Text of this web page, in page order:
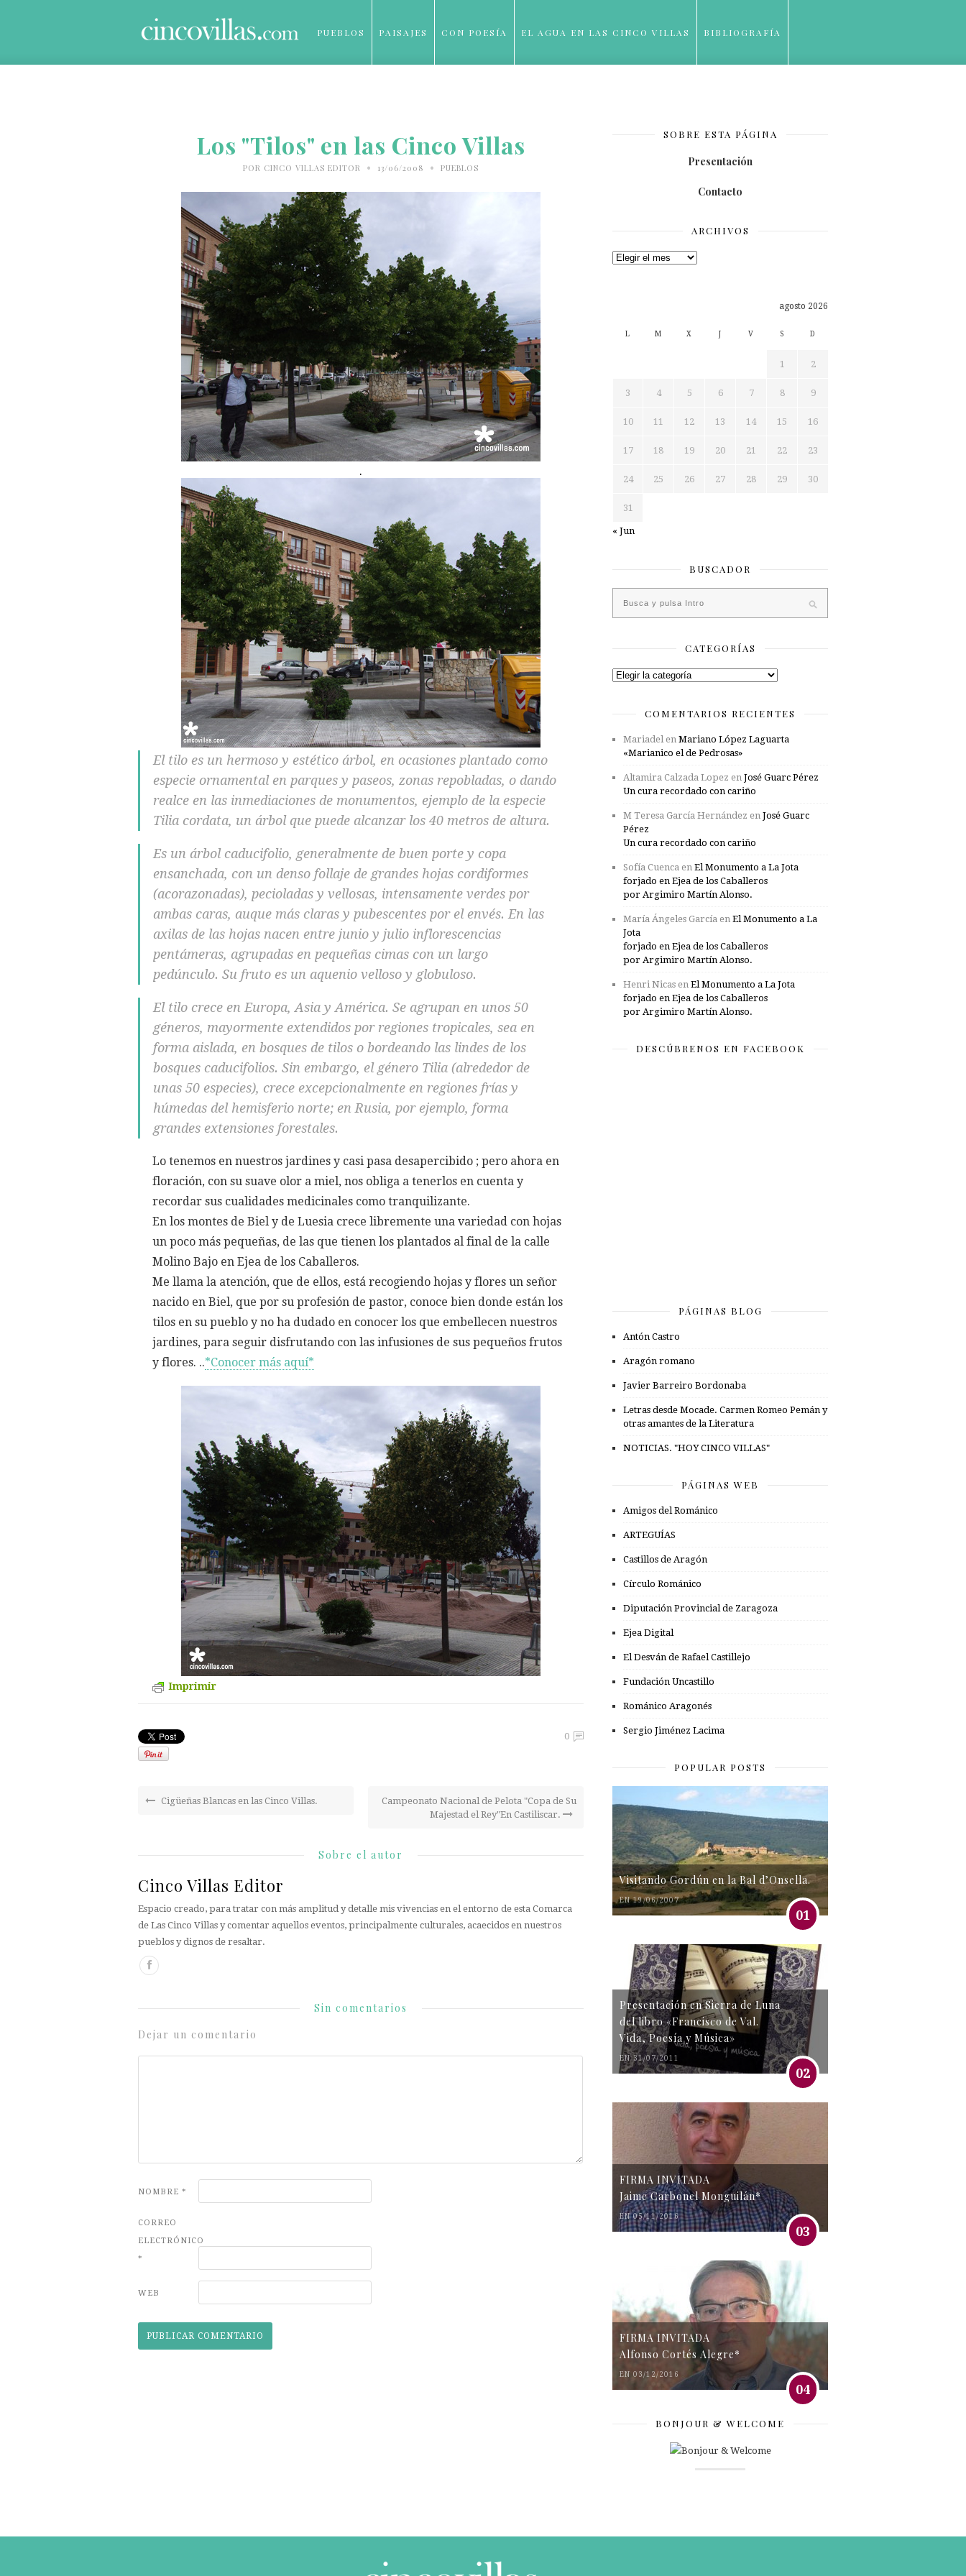
PUEBLOS PAISAJES CON POESÍA EL AGUA EN LAS CINCO VILLAS BIBLIOGRAFÍA
Los "Tilos" en las Cinco Villas
POR CINCO VILLAS EDITOR • 13/06/2008 • PUEBLOS
.
El tilo es un hermoso y estético árbol, en ocasiones plantado como
especie ornamental en parques y paseos, zonas repobladas, o dando
realce en las inmediaciones de monumentos, ejemplo de la especie
Tilia cordata, un árbol que puede alcanzar los 40 metros de altura.
Es un árbol caducifolio, generalmente de buen porte y copa
ensanchada, con un denso follaje de grandes hojas cordiformes
(acorazonadas), pecioladas y vellosas, intensamente verdes por
ambas caras, auque más claras y pubescentes por el envés. En las
axilas de las hojas nacen entre junio y julio inflorescencias
pentámeras, agrupadas en pequeñas cimas con un largo
pedúnculo. Su fruto es un aquenio velloso y globuloso.
El tilo crece en Europa, Asia y América. Se agrupan en unos 50
géneros, mayormente extendidos por regiones tropicales, sea en
forma aislada, en bosques de tilos o bordeando las lindes de los
bosques caducifolios. Sin embargo, el género Tilia (alrededor de
unas 50 especies), crece excepcionalmente en regiones frías y
húmedas del hemisferio norte; en Rusia, por ejemplo, forma
grandes extensiones forestales.
Lo tenemos en nuestros jardines y casi pasa desapercibido ; pero ahora en
floración, con su suave olor a miel, nos obliga a tenerlos en cuenta y
recordar sus cualidades medicinales como tranquilizante.
En los montes de Biel y de Luesia crece libremente una variedad con hojas
un poco más pequeñas, de las que tienen los plantados al final de la calle
Molino Bajo en Ejea de los Caballeros.
Me llama la atención, que de ellos, está recogiendo hojas y flores un señor
nacido en Biel, que por su profesión de pastor, conoce bien donde están los
tilos en su pueblo y no ha dudado en conocer los que embellecen nuestros
jardines, para seguir disfrutando con las infusiones de sus pequeños frutos
y flores. ..*Conocer más aquí*
Imprimir
0
Cigüeñas Blancas en las Cinco Villas.
Campeonato Nacional de Pelota "Copa de Su
Majestad el Rey"En Castiliscar.
Sobre el autor
Cinco Villas Editor
Espacio creado, para tratar con más amplitud y detalle mis vivencias en el entorno de esta Comarca
de Las Cinco Villas y comentar aquellos eventos, principalmente culturales, acaecidos en nuestros
pueblos y dignos de resaltar.
Sin comentarios
Dejar un comentario
NOMBRE *
CORREO
ELECTRÓNICO
*
WEB
SOBRE ESTA PÁGINA
Presentación
Contacto
ARCHIVOS
Archivos
agosto 2026
L M X J V S D
1 2
3 4 5 6 7 8 9
10 11 12 13 14 15 16
17 18 19 20 21 22 23
24 25 26 27 28 29 30
31
« Jun
BUSCADOR
CATEGORÍAS
Categorías
COMENTARIOS RECIENTES
Mariadelen Mariano López Laguarta
«Marianico el de Pedrosas»
Altamira Calzada Lopez en José Guarc Pérez
Un cura recordado con cariño
M Teresa García Hernández en José Guarc
Pérez
Un cura recordado con cariño
Sofía Cuenca en El Monumento a La Jota
forjado en Ejea de los Caballeros
por Argimiro Martín Alonso.
María Ángeles García en El Monumento a La
Jota
forjado en Ejea de los Caballeros
por Argimiro Martín Alonso.
Henri Nicas en El Monumento a La Jota
forjado en Ejea de los Caballeros
por Argimiro Martín Alonso.
DESCÚBRENOS EN FACEBOOK
PÁGINAS BLOG
Antón Castro
Aragón romano
Javier Barreiro Bordonaba
Letras desde Mocade. Carmen Romeo Pemán y
otras amantes de la Literatura
NOTICIAS. "HOY CINCO VILLAS"
PÁGINAS WEB
Amigos del Románico
ARTEGUÍAS
Castillos de Aragón
Círculo Románico
Diputación Provincial de Zaragoza
Ejea Digital
El Desván de Rafael Castillejo
Fundación Uncastillo
Románico Aragonés
Sergio Jiménez Lacima
POPULAR POSTS
Visitando Gordún en la Bal d’Onsella.
EN 19/06/2007
01
Presentación en Sierra de Luna
del libro «Francisco de Val.
Vida, Poesía y Música»
EN 31/07/2011
02
FIRMA INVITADA
Jaime Carbonel Monguilán*
EN 05/11/2016
03
FIRMA INVITADA
Alfonso Cortés Alegre*
EN 03/12/2016
04
BONJOUR & WELCOME